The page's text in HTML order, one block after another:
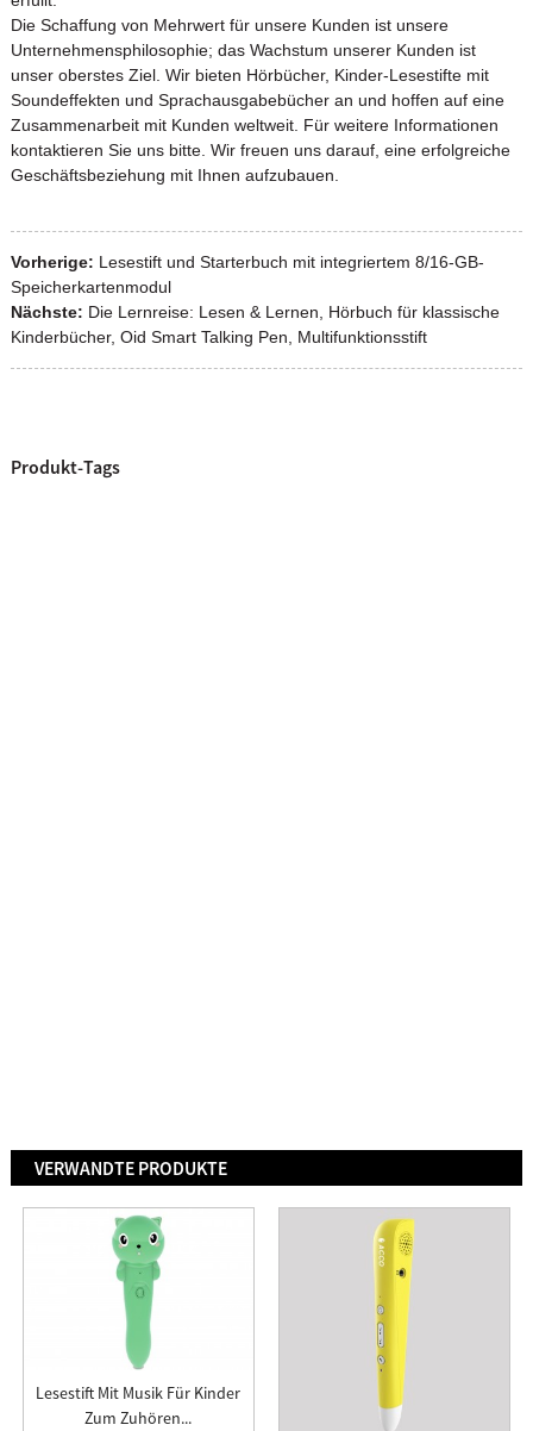
Die Schaffung von Mehrwert für unsere Kunden ist unsere
Unternehmensphilosophie; das Wachstum unserer Kunden ist
unser oberstes Ziel. Wir bieten Hörbücher, Kinder-Lesestifte mit
Soundeffekten und Sprachausgabebücher an und hoffen auf eine
Zusammenarbeit mit Kunden weltweit. Für weitere Informationen
kontaktieren Sie uns bitte. Wir freuen uns darauf, eine erfolgreiche
Geschäftsbeziehung mit Ihnen aufzubauen.
Vorherige: Lesestift und Starterbuch mit integriertem 8/16-GB-
Speicherkartenmodul
Nächste: Die Lernreise: Lesen & Lernen, Hörbuch für klassische
Kinderbücher, Oid Smart Talking Pen, Multifunktionsstift
Produkt-Tags
VERWANDTE PRODUKTE
Lesestift Mit Musik Für Kinder
Zum Zuhören...